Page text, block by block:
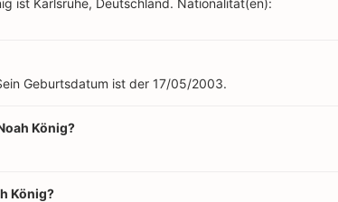
Geburtsdatum ist der 17/05/2003.
König?
König?